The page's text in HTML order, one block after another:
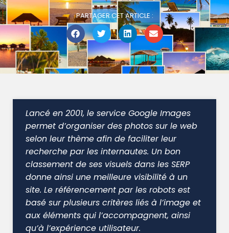
PARTAGER CET ARTICLE :
Lancé en 2001, le service Google Images
permet d’organiser des photos sur le web
selon leur thème afin de faciliter leur
recherche par les internautes. Un bon
classement de ses visuels dans les SERP
donne ainsi une meilleure visibilité à un
site. Le référencement par les robots est
basé sur plusieurs critères liés à l’image et
aux éléments qui l’accompagnent, ainsi
qu’à l’expérience utilisateur.